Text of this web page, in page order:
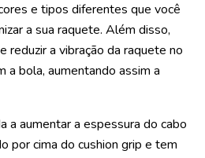
e tipos diferentes que você
a sua raquete. Além disso,
reduzir a vibração da raquete no
a bola, aumentando assim a
a aumentar a espessura do cabo
por cima do cushion grip e tem